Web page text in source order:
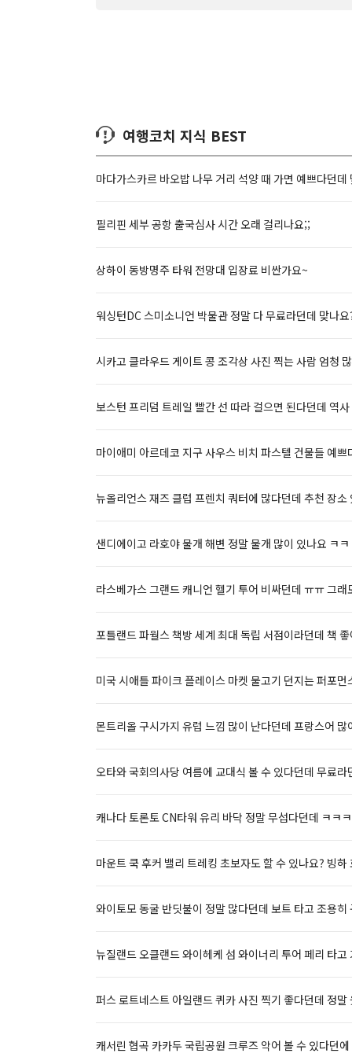
여행코치 지식 BEST
마다가스카르 바오밥 나무 거리 석양 때 가면 예쁘다던데
필리핀 세부 공항 출국심사 시간 오래 걸리나요;;
상하이 동방명주 타워 전망대 입장료 비싼가요~
워싱턴DC 스미소니언 박물관 정말 다 무료라던데 맞나
시카고 클라우드 게이트 콩 조각상 사진 찍는 사람 엄청
보스턴 프리덤 트레일 빨간 선 따라 걸으면 된다던데 역
마이애미 아르데코 지구 사우스 비치 파스텔 건물들 예
뉴올리언스 재즈 클럽 프렌치 쿼터에 많다던데 추천 장
샌디에이고 라호야 물개 해변 정말 물개 많이 있나요 ㅋ
라스베가스 그랜드 캐니언 헬기 투어 비싸던데 ㅠㅠ 그
포틀랜드 파월스 책방 세계 최대 독립 서점이라던데 책
미국 시애틀 파이크 플레이스 마켓 물고기 던지는 퍼포
몬트리올 구시가지 유럽 느낌 많이 난다던데 프랑스어
오타와 국회의사당 여름에 교대식 볼 수 있다던데 무료라
캐나다 토론토 CN타워 유리 바닥 정말 무섭다던데 ㅋㅋ
마운트 쿡 후커 밸리 트레킹 초보자도 할 수 있나요? 빙
와이토모 동굴 반딧불이 정말 많다던데 보트 타고 조용
뉴질랜드 오클랜드 와이헤케 섬 와이너리 투어 페리 타
퍼스 로트네스트 아일랜드 퀴카 사진 찍기 좋다던데 정
캐서린 협곡 카카두 국립공원 크루즈 악어 볼 수 있다던